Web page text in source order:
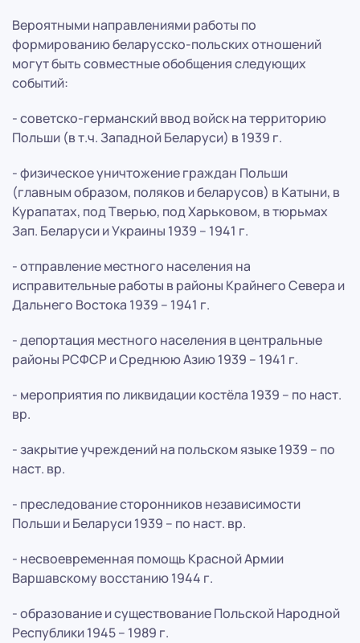
Вероятными направлениями работы по
формированию беларусско-польских отношений
могут быть совместные обобщения следующих
событий:
- советско-германский ввод войск на территорию
Польши (в т.ч. Западной Беларуси) в 1939 г.
- физическое уничтожение граждан Польши
(главным образом, поляков и беларусов) в Катыни, в
Курапатах, под Тверью, под Харьковом, в тюрьмах
Зап. Беларуси и Украины 1939 – 1941 г.
- отправление местного населения на
исправительные работы в районы Крайнего Севера и
Дальнего Востока 1939 – 1941 г.
- депортация местного населения в центральные
районы РСФСР и Среднюю Азию 1939 – 1941 г.
- мероприятия по ликвидации костёла 1939 – по наст.
вр.
- закрытие учреждений на польском языке 1939 – по
наст. вр.
- преследование сторонников независимости
Польши и Беларуси 1939 – по наст. вр.
- несвоевременная помощь Красной Армии
Варшавскому восстанию 1944 г.
- образование и существование Польской Народной
Республики 1945 – 1989 г.